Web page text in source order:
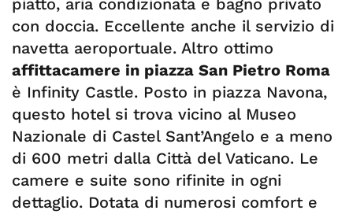
piatto, aria condizionata e bagno privato
con doccia. Eccellente anche il servizio di
navetta aeroportuale. Altro ottimo
affittacamere in piazza San Pietro Roma
è Infinity Castle. Posto in piazza Navona,
questo hotel si trova vicino al Museo
Nazionale di Castel Sant’Angelo e a meno
di 600 metri dalla Città del Vaticano. Le
camere e suite sono rifinite in ogni
dettaglio. Dotata di numerosi comfort e